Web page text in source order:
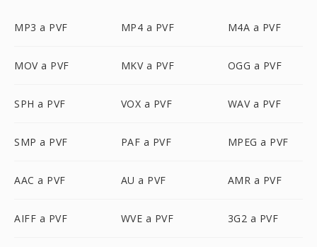
MP3 a PVF MP4 a PVF M4A a PVF
MOV a PVF MKV a PVF OGG a PVF
SPH a PVF VOX a PVF WAV a PVF
SMP a PVF PAF a PVF MPEG a PVF
AAC a PVF AU a PVF AMR a PVF
AIFF a PVF WVE a PVF 3G2 a PVF